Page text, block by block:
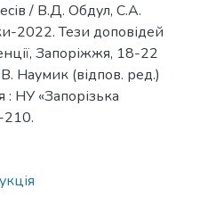
/ В.Д. Обдул, С.А.
2022. Тези доповідей
Запоріжжя, 18-22
Наумик (відпов. ред.)
: НУ «Запорізька
210.